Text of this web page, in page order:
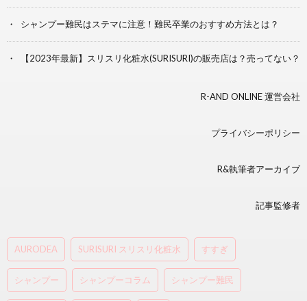
シャンプー難民はステマに注意！難民卒業のおすすめ方法とは？
【2023年最新】スリスリ化粧水(SURISURI)の販売店は？売ってない？
R-AND ONLINE 運営会社
プライバシーポリシー
R&執筆者アーカイブ
記事監修者
AURODEA SURISURI スリスリ化粧水 すすぎ
シャンプー シャンプーコラム シャンプー難民